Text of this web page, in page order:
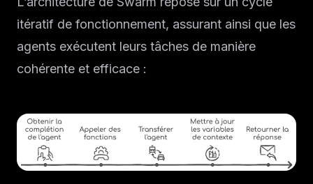
Solutions
À propos
itératif de fonctionnement, assurant ainsi que les
agents exécutent leurs tâches de manière
cohérente et efficace :